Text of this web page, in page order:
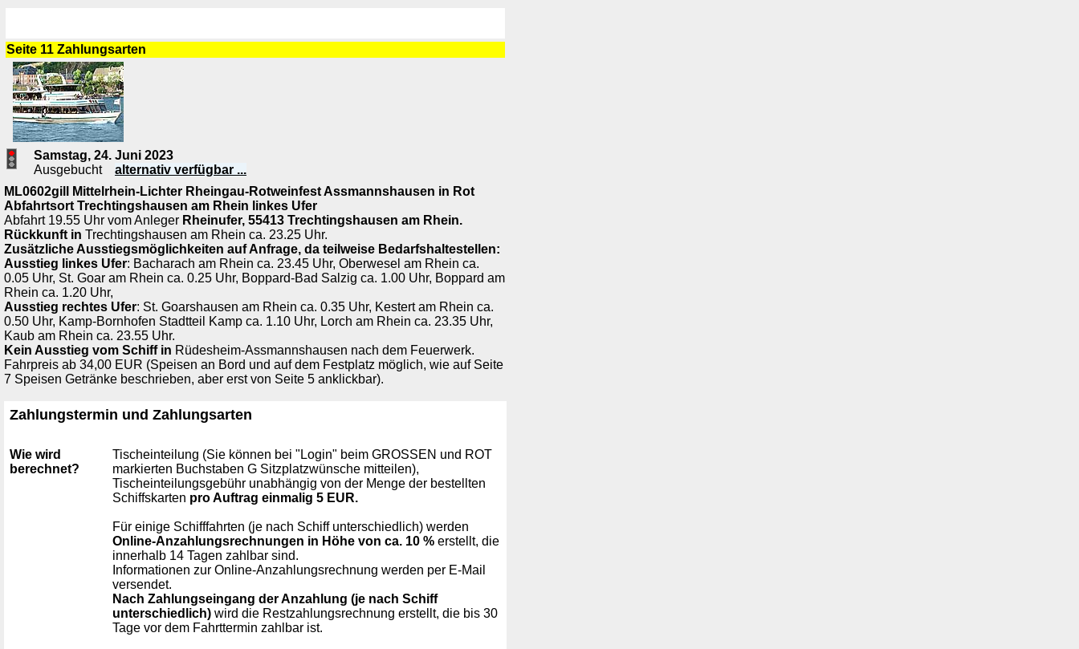
Seite 11 Zahlungsarten
Samstag, 24. Juni 2023
Ausgebucht alternativ verfügbar ...
ML0602gill Mittelrhein-Lichter Rheingau-Rotweinfest Assmannshausen in Rot
Abfahrtsort Trechtingshausen am Rhein linkes Ufer
Abfahrt 19.55 Uhr vom Anleger Rheinufer, 55413 Trechtingshausen am Rhein.
Rückkunft in Trechtingshausen am Rhein ca. 23.25 Uhr.
Zusätzliche Ausstiegsmöglichkeiten auf Anfrage, da teilweise Bedarfshaltestellen:
Ausstieg linkes Ufer: Bacharach am Rhein ca. 23.45 Uhr, Oberwesel am Rhein ca.
0.05 Uhr, St. Goar am Rhein ca. 0.25 Uhr, Boppard-Bad Salzig ca. 1.00 Uhr, Boppard am
Rhein ca. 1.20 Uhr,
Ausstieg rechtes Ufer: St. Goarshausen am Rhein ca. 0.35 Uhr, Kestert am Rhein ca.
0.50 Uhr, Kamp-Bornhofen Stadtteil Kamp ca. 1.10 Uhr, Lorch am Rhein ca. 23.35 Uhr,
Kaub am Rhein ca. 23.55 Uhr.
Kein Ausstieg vom Schiff in Rüdesheim-Assmannshausen nach dem Feuerwerk.
Fahrpreis ab 34,00 EUR (Speisen an Bord und auf dem Festplatz möglich, wie auf Seite
7 Speisen Getränke beschrieben, aber erst von Seite 5 anklickbar).
Zahlungstermin und Zahlungsarten
Wie wird
berechnet?
Tischeinteilung (Sie können bei "Login" beim GROSSEN und ROT
markierten Buchstaben G Sitzplatzwünsche mitteilen),
Tischeinteilungsgebühr unabhängig von der Menge der bestellten
Schiffskarten pro Auftrag einmalig 5 EUR.
Für einige Schifffahrten (je nach Schiff unterschiedlich) werden
Online-Anzahlungsrechnungen in Höhe von ca. 10 % erstellt, die
innerhalb 14 Tagen zahlbar sind.
Informationen zur Online-Anzahlungsrechnung werden per E-Mail
versendet.
Nach Zahlungseingang der Anzahlung (je nach Schiff
unterschiedlich) wird die Restzahlungsrechnung erstellt, die bis 30
Tage vor dem Fahrttermin zahlbar ist.